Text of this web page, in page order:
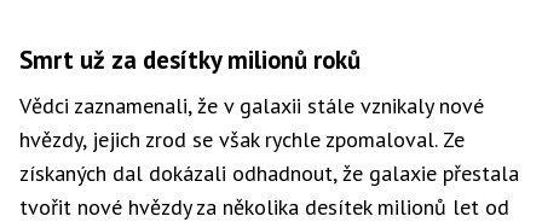
Smrt už za desítky milionů roků
Vědci zaznamenali, že v galaxii stále vznikaly nové
hvězdy, jejich zrod se však rychle zpomaloval. Ze
získaných dal dokázali odhadnout, že galaxie přestala
tvořit nové hvězdy za několika desítek milionů let od